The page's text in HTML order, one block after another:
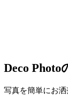
Deco Photo
写真を簡単にお洒